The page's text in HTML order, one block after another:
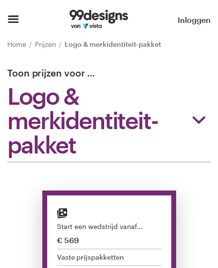
Inloggen
Home Prijzen Logo & merkidentiteit-pakket
Toon prijzen voor …
Logo &
merkidentiteit-
pakket
Start een wedstrijd vanaf...
€ 569
Vaste prijspakketten
Blader door categorieën
Hoe het werkt
Vind een designer
Inspiratie
99designs Pro
Ontwerpwedstrijden
1-op-1 projecten
Vind een designer